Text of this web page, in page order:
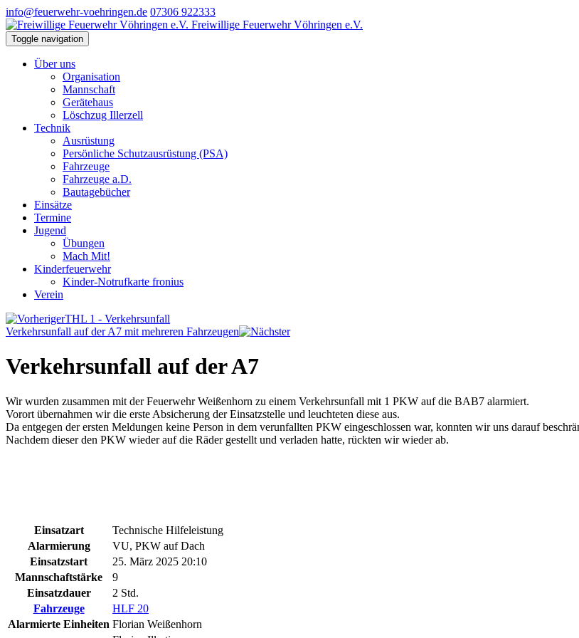
info@feuerwehr-voehringen.de 07306 922333
Freiwillige Feuerwehr Vöhringen e.V.
Toggle navigation
Über uns
Organisation
Mannschaft
Gerätehaus
Löschzug Illerzell
Technik
Ausrüstung
Persönliche Schutzausrüstung (PSA)
Fahrzeuge
Fahrzeuge a.D.
Bautagebücher
Einsätze
Termine
Jugend
Übungen
Mach Mit!
Kinderfeuerwehr
Kinder-Notrufkarte fronius
Verein
THL 1 - Verkehrsunfall
Verkehrsunfall auf der A7 mit mehreren Fahrzeugen
Verkehrsunfall auf der A7
Wir wurden zusammen mit der Feuerwehr Weißenhorn zu einem Verkehrsunfall mit 1 PKW auf die BAB7 alarmiert.
Vorort übernahmen wir die erste Absicherung der Einsatzstelle und leuchteten diese aus.
Da entgegen der ersten Meldungen keine Person in dem verunfallten PKW eingeschlossen war, konnten wir uns darauf
Nachdem dieser den PKW wieder auf die Räder gestellt und verladen hatte, rückten wir wieder ab.
Einsatzart
Technische Hilfeleistung
Alarmierung
VU, PKW auf Dach
Einsatzstart
25. März 2025 20:10
Mannschaftstärke
9
Einsatzdauer
2 Std.
Fahrzeuge
HLF 20
Alarmierte Einheiten Florian Weißenhorn